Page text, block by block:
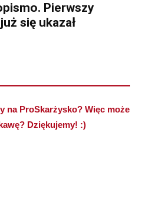
Pierwszy
się ukazał
na ProSkarżysko? Więc może
Dziękujemy! :)